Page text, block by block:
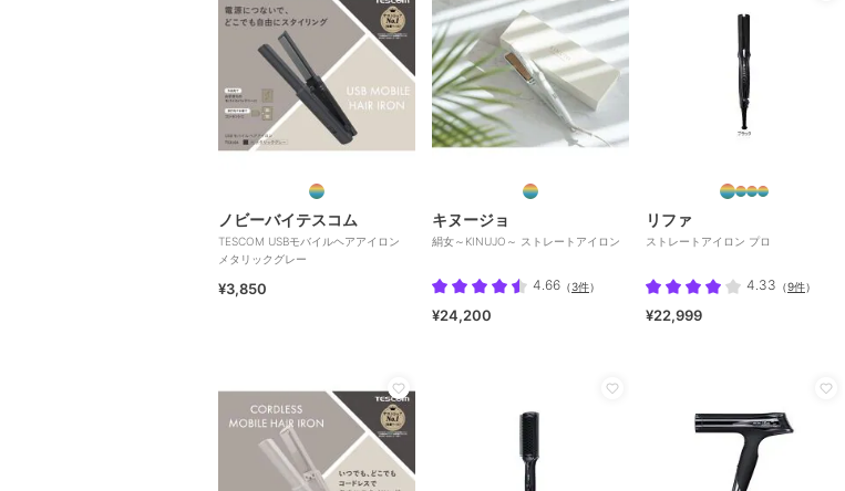
ノビーバイテスコム
TESCOM USBモバイルヘアアイロン
メタリックグレー
¥3,850
キヌージョ
絹女～KINUJO～ ストレートアイロン
4.66 （3件）
¥24,200
リファ
ストレートアイロン プロ
4.33 （9件）
¥22,999